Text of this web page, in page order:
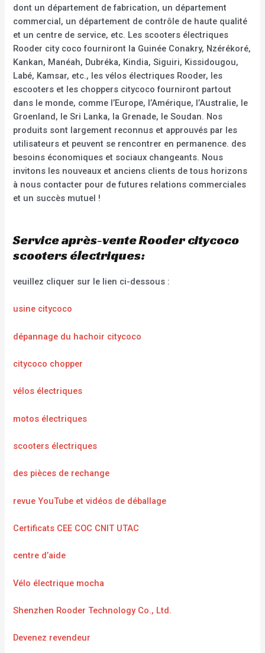
dont un département de fabrication, un département
commercial, un département de contrôle de haute qualité
et un centre de service, etc. Les scooters électriques
Rooder city coco fourniront la Guinée Conakry, Nzérékoré,
Kankan, Manéah, Dubréka, Kindia, Siguiri, Kissidougou,
Labé, Kamsar, etc., les vélos électriques Rooder, les
escooters et les choppers citycoco fourniront partout
dans le monde, comme l’Europe, l’Amérique, l’Australie, le
Groenland, le Sri Lanka, la Grenade, le Soudan. Nos
produits sont largement reconnus et approuvés par les
utilisateurs et peuvent se rencontrer en permanence. des
besoins économiques et sociaux changeants. Nous
invitons les nouveaux et anciens clients de tous horizons
à nous contacter pour de futures relations commerciales
et un succès mutuel !
Service après-vente Rooder citycoco
scooters électriques:
veuillez cliquer sur le lien ci-dessous :
usine citycoco
dépannage du hachoir citycoco
citycoco chopper
vélos électriques
motos électriques
scooters électriques
des pièces de rechange
revue YouTube et vidéos de déballage
Certificats CEE COC CNIT UTAC
centre d’aide
Vélo électrique mocha
Shenzhen Rooder Technology Co., Ltd.
Devenez revendeur